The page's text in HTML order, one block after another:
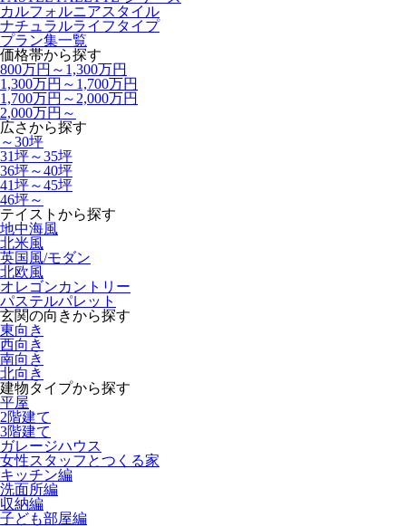
カルフォルニアスタイル
ナチュラルライフタイプ
プラン集一覧
価格帯から探す
800万円～1,300万円
1,300万円～1,700万円
1,700万円～2,000万円
2,000万円～
広さから探す
～30坪
31坪～35坪
36坪～40坪
41坪～45坪
46坪～
テイストから探す
地中海風
北米風
英国風/モダン
北欧風
オレゴンカントリー
パステルパレット
玄関の向きから探す
東向き
西向き
南向き
北向き
建物タイプから探す
平屋
2階建て
3階建て
ガレージハウス
女性スタッフとつくる家
キッチン編
洗面所編
収納編
子ども部屋編